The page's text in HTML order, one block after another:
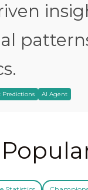
Predictions AI Agent